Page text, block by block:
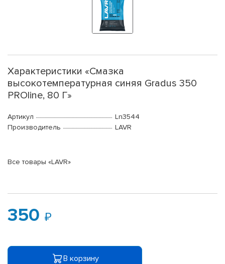
Характеристики «Смазка
высокотемпературная синяя Gradus 350
PROline, 80 Г»
Артикул
Ln3544
Производитель
LAVR
Все товары «LAVR»
350
В корзину